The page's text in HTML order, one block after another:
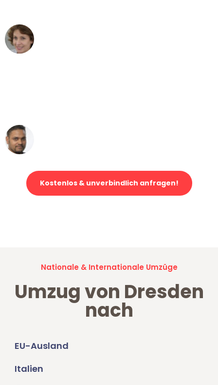
Kostenlos & unverbindlich anfragen!
Nationale & Internationale Umzüge
Umzug von Dresden
nach
EU-Ausland
Italien